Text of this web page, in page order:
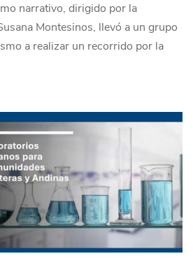
narrativo, dirigido por la
Montesinos, llevó a un grupo
a realizar un recorrido por la